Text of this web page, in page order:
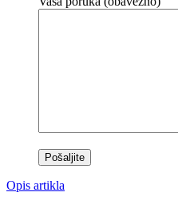
Opis artikla